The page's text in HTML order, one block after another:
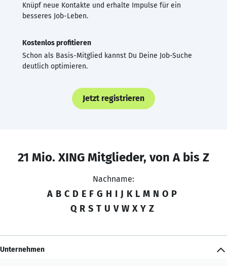
Knüpf neue Kontakte und erhalte Impulse für ein
besseres Job-Leben.
Kostenlos profitieren
Schon als Basis-Mitglied kannst Du Deine Job-Suche
deutlich optimieren.
Jetzt registrieren
21 Mio. XING Mitglieder, von A bis Z
Nachname:
A B C D E F G H I J K L M N O P
Q R S T U V W X Y Z
Unternehmen